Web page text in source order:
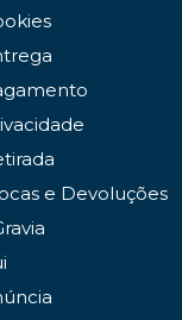
e Devoluções